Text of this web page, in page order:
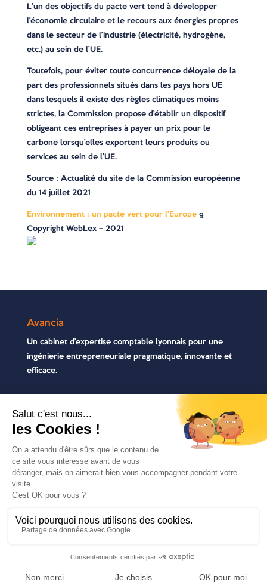
L’un des objectifs du pacte vert tend à développer
l’économie circulaire et le recours aux énergies propres
dans le secteur de l’industrie (électricité, hydrogène,
etc.) au sein de l’UE.
Toutefois, pour éviter toute concurrence déloyale de la
part des professionnels situés dans les pays hors UE
dans lesquels il existe des règles climatiques moins
strictes, la Commission propose d’établir un dispositif
obligeant ces entreprises à payer un prix pour le
carbone lorsqu’elles exportent leurs produits ou
services au sein de l’UE.
Source : Actualité du site de la Commission européenne
du 14 juillet 2021
Environnement : un pacte vert pour l’Europe©
Copyright WebLex – 2021
Avancia
Un cabinet d’expertise comptable lyonnais pour une
ingénierie entrepreneuriale pragmatique, innovante et
efficace.
Contactez-nous
04 72 71 54 72
30, rue Pré Gaudry, 69007 Lyon
contact@avancia.fr
RÉSERVÉS | RÉALISÉ PARMARKET-ON|MENTIONS
LÉGALES